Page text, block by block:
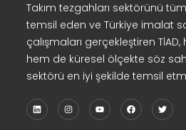
Takım tezgahları sektörünü
temsil eden ve Türkiye imalat
çalışmaları gerçekleştiren
hem de küresel ölçekte söz
sektörü en iyi şekilde temsil